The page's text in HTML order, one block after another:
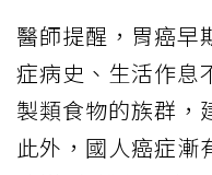
醫師提醒，胃癌早
症病史、生活作息
製類食物的族群，
此外，國人癌症漸